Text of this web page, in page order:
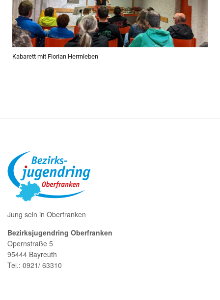
Kabarett mit Florian Herrnleben
Jung sein in Oberfranken
Bezirksjugendring Oberfranken
Opernstraße 5
95444 Bayreuth
Tel.: 0921/ 63310